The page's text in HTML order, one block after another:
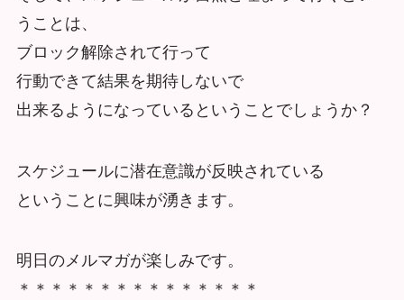
うことは、
ブロック解除されて行って
行動できて結果を期待しないで
出来るようになっているということでしょうか？
スケジュールに潜在意識が反映されている
ということに興味が湧きます。
明日のメルマガが楽しみです。
＊＊＊＊＊＊＊＊＊＊＊＊＊＊＊